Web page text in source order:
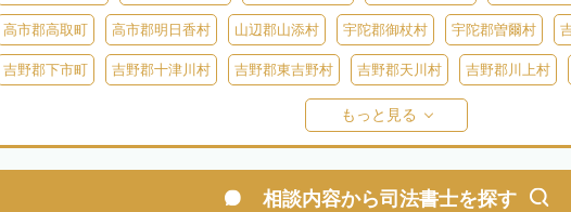
高市郡高取町 高市郡明日香村 山辺郡山添村 宇陀郡御杖村 宇陀郡曽爾村
吉野郡下市町 吉野郡十津川村 吉野郡東吉野村 吉野郡天川村 吉野郡川上村
もっと見る
相談内容から司法書士を探す